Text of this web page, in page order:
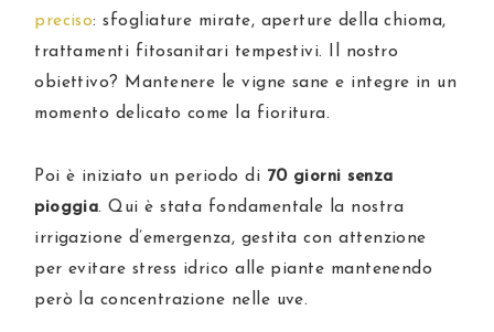
preciso: sfogliature mirate, aperture della chioma,
trattamenti fitosanitari tempestivi. Il nostro
obiettivo? Mantenere le vigne sane e integre in un
momento delicato come la fioritura.
Poi è iniziato un periodo di 70 giorni senza
pioggia. Qui è stata fondamentale la nostra
irrigazione d’emergenza, gestita con attenzione
per evitare stress idrico alle piante mantenendo
però la concentrazione nelle uve.